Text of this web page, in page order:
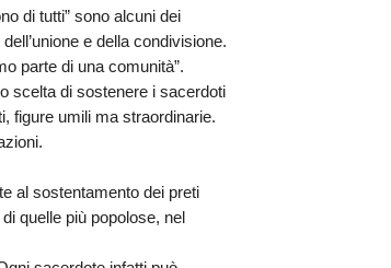
di tutti”sono alcuni dei
e della condivisione.
parte di una comunità”.
scelta di sostenere i sacerdoti
figure umili ma straordinarie.
al sostentamento dei preti
quelle più popolose, nel